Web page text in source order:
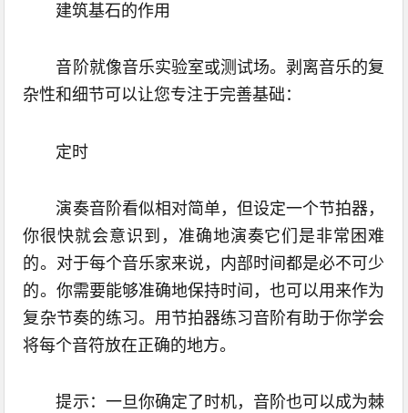
建筑基石的作用
音阶就像音乐实验室或测试场。剥离音乐的复
杂性和细节可以让您专注于完善基础：
定时
演奏音阶看似相对简单，但设定一个节拍器，
你很快就会意识到，准确地演奏它们是非常困难
的。对于每个音乐家来说，内部时间都是必不可少
的。你需要能够准确地保持时间，也可以用来作为
复杂节奏的练习。用节拍器练习音阶有助于你学会
将每个音符放在正确的地方。
提示：一旦你确定了时机，音阶也可以成为棘